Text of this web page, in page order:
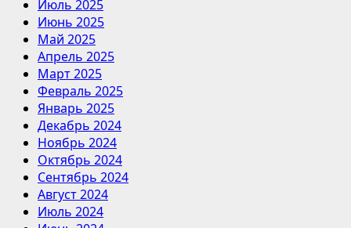
Июль 2025
Июнь 2025
Май 2025
Апрель 2025
Март 2025
Февраль 2025
Январь 2025
Декабрь 2024
Ноябрь 2024
Октябрь 2024
Сентябрь 2024
Август 2024
Июль 2024